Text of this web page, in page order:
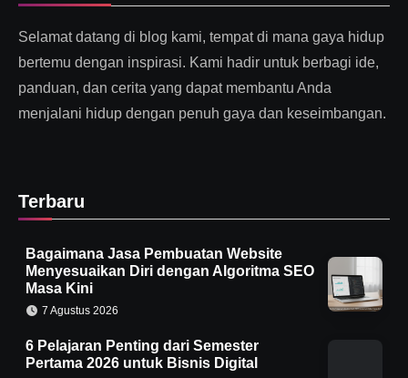
Selamat datang di blog kami, tempat di mana gaya hidup
bertemu dengan inspirasi. Kami hadir untuk berbagi ide,
panduan, dan cerita yang dapat membantu Anda
menjalani hidup dengan penuh gaya dan keseimbangan.
Terbaru
Bagaimana Jasa Pembuatan Website
Menyesuaikan Diri dengan Algoritma SEO
Masa Kini
7 Agustus 2026
6 Pelajaran Penting dari Semester
Pertama 2026 untuk Bisnis Digital